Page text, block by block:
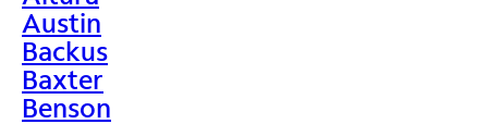
Austin
Backus
Baxter
Benson